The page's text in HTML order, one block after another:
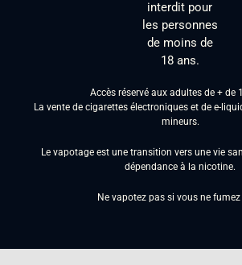
Accès réservé aux adultes de + de
La vente de cigarettes électroniques et de e-
mineurs.
Le vapotage est une transition vers une vie
dépendance à la nicotine.
Ne vapotez pas si vous ne fumez